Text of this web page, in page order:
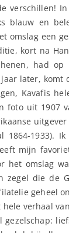
verschillen! In
blauw en
omslag een
kort na
had
later, komt
Kavafis
foto uit 1907
1933).
mijn
het omslag
zegel die de
geheel
verhaal